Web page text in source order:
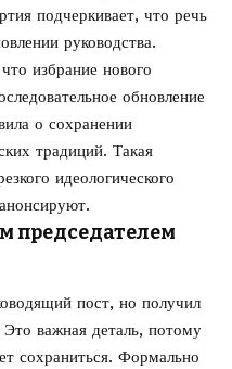
подчеркивает, что речь
руководства.
избрание нового
обновление
о сохранении
традиций. Такая
идеологического
председателем
пост, но получил
Это важная деталь, потому
сохраниться. Формально